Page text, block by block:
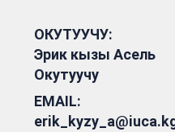
ОКУТУУЧУ:
Эрик кызы Асель
Окутуучу
EMAIL: